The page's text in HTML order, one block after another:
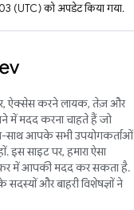
(UTC) को अपडेट किया गया.
ऐक्सेस करने लायक, तेज़ और
में मदद करना चाहते हैं जो
साथ आपके सभी उपयोगकर्ताओं
इस साइट पर, हमारा ऐसा
में आपकी मदद कर सकता है.
और बाहरी विशेषज्ञों ने